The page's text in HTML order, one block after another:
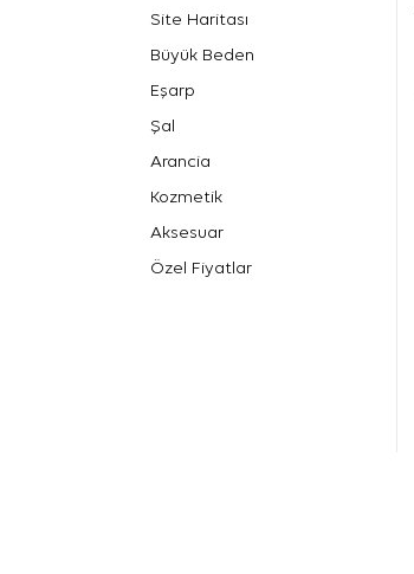
Site Haritası
Büyük Beden
Eşarp
Şal
Arancia
Kozmetik
Aksesuar
Özel Fiyatlar